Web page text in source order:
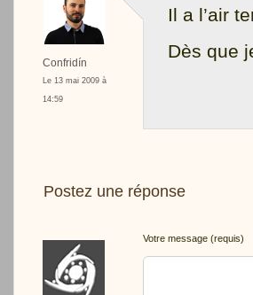
Confridín
Le 13 mai 2009 à
14:59
Il a l’air
Dès que
Postez une réponse
Votre message (requis)